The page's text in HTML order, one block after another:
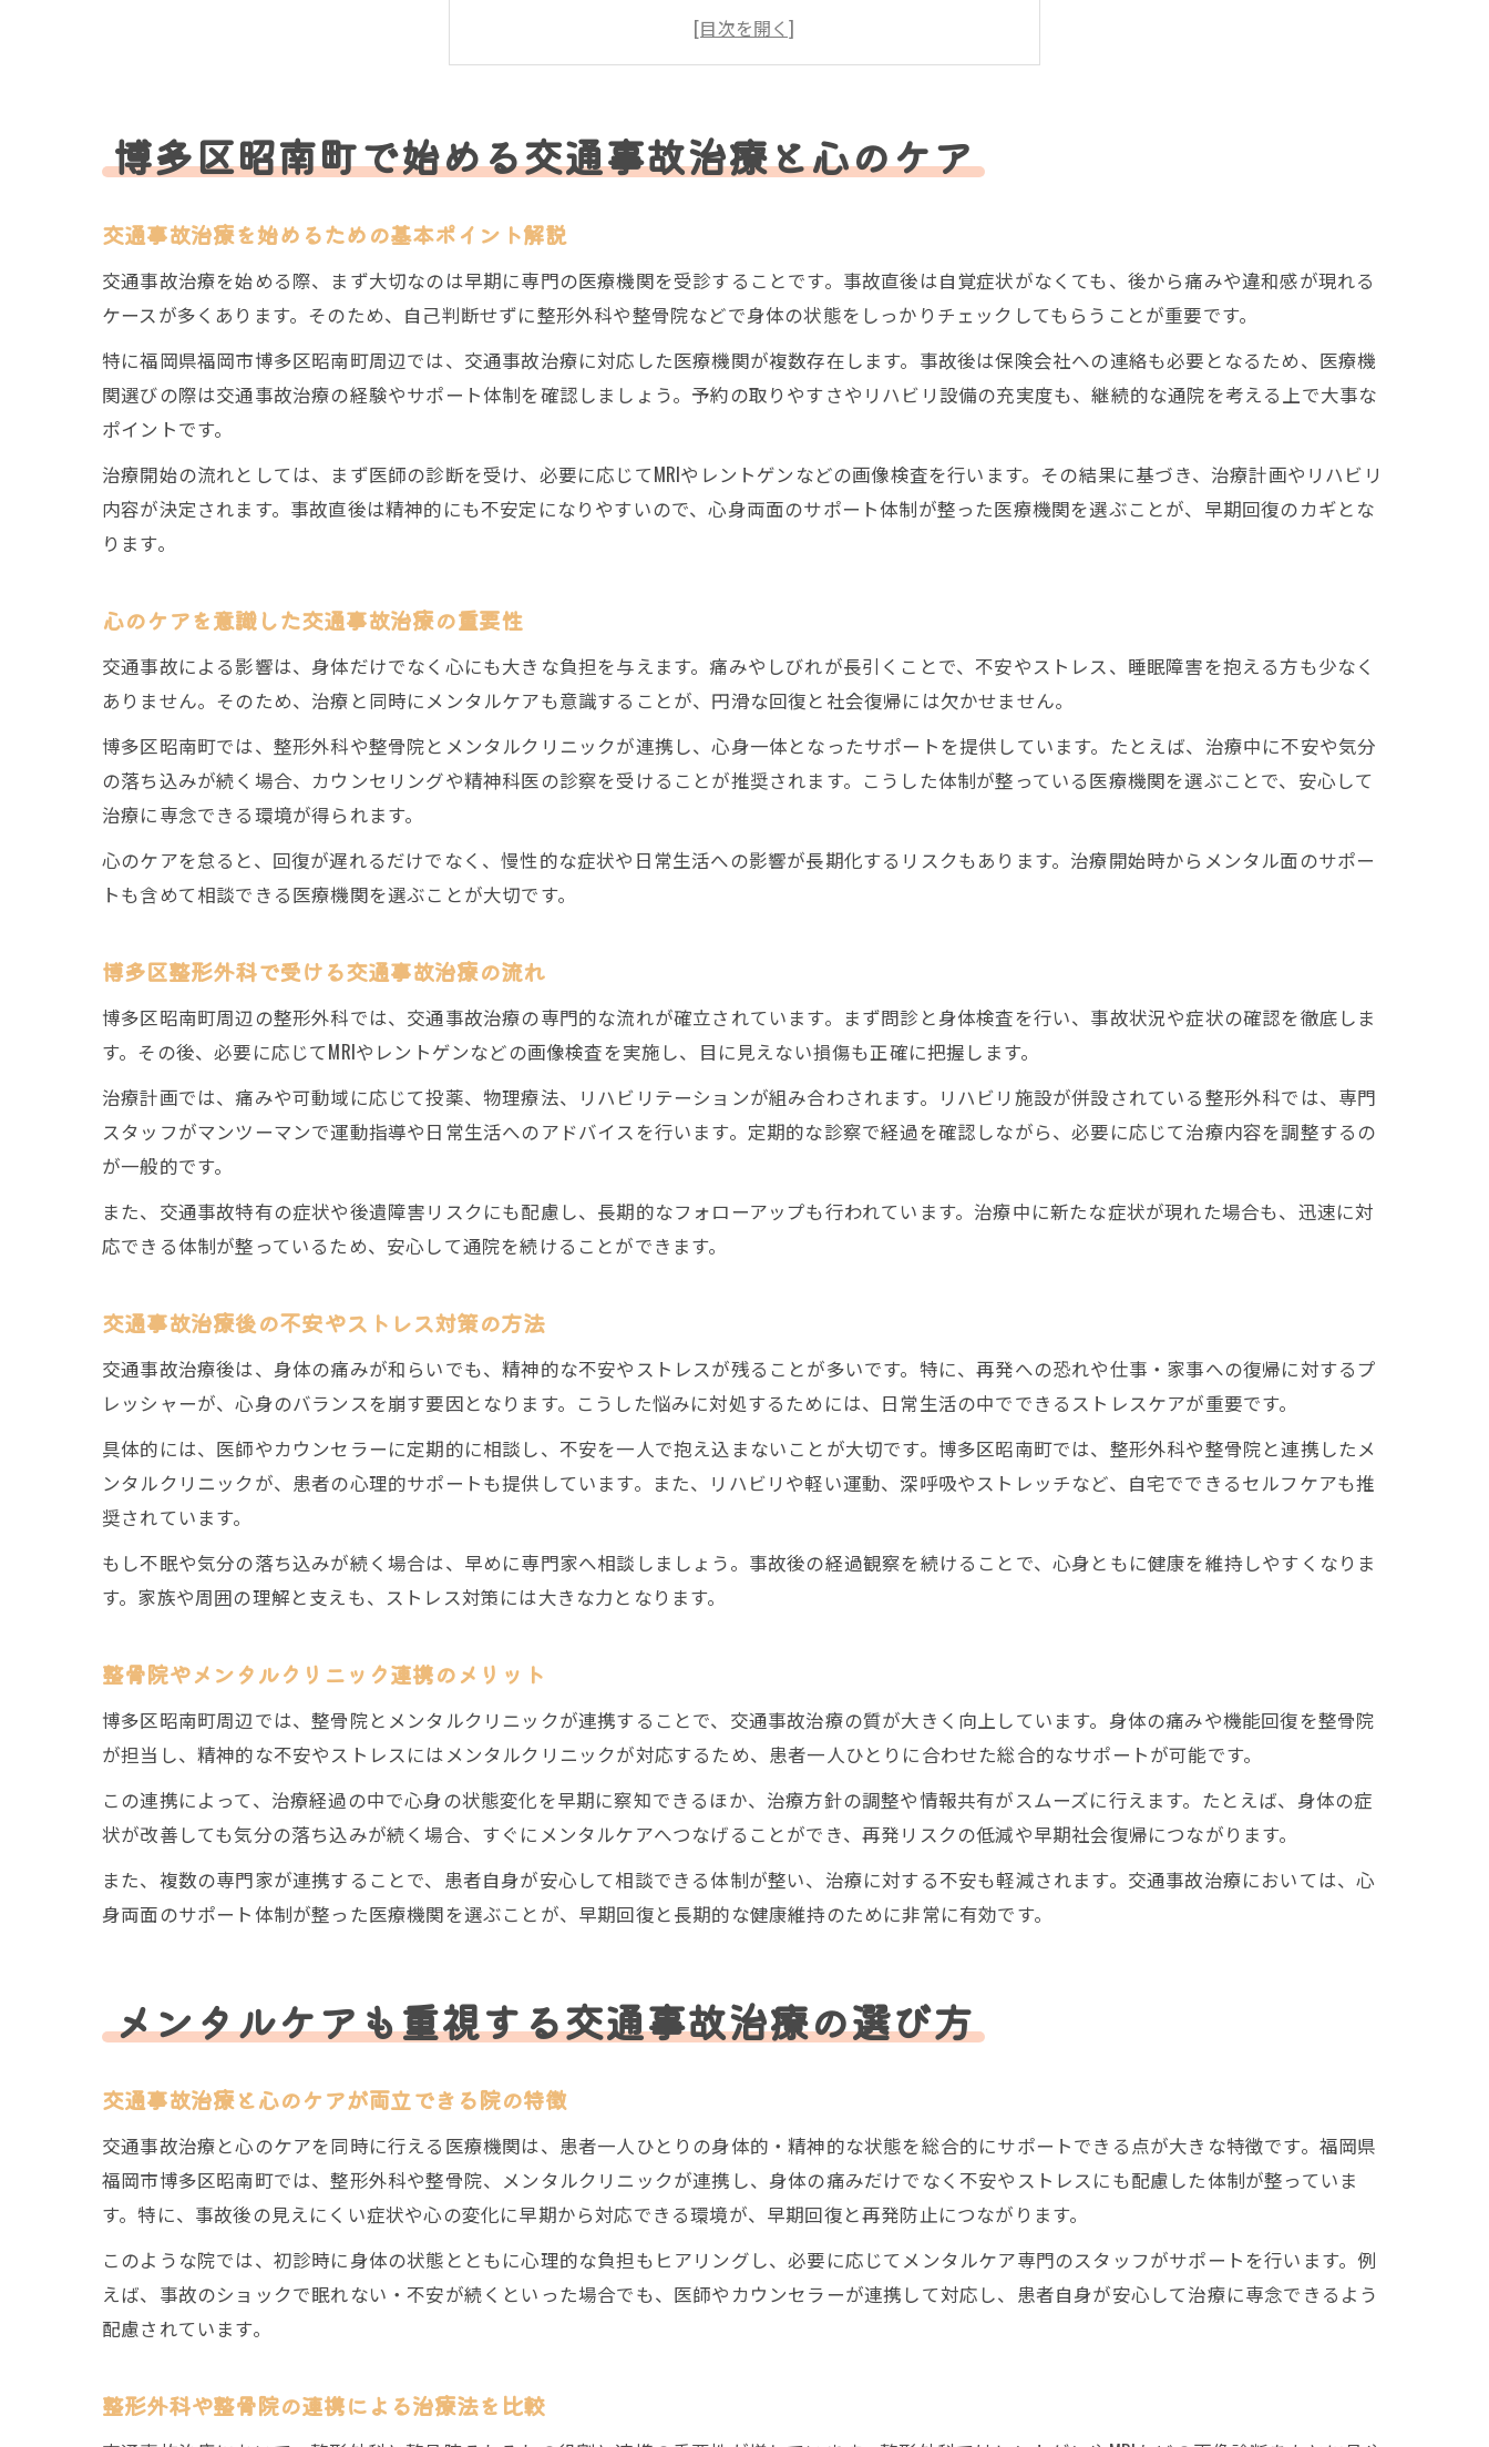
博多区整形外科で受ける交通事故治療の流れ
交通事故治療後の不安やストレス対策の方法
メンタルケアも重視する交通事故治療の選び方
交通事故治療と心のケアが両立できる院の特徴
交通事故治療で重視すべき予約や通院のしやすさ
口コミや評判から選ぶ交通事故治療対応施設
事故後の不安を減らす治療体制のポイントとは
交通事故治療で大切な不安軽減サポートの実例
メンタルケアを含む治療体制のチェックポイント
交通事故治療時のリハビリ体制の整え方
心身を支える博多区の安心交通事故治療法
博多区の交通事故治療で受ける多職種連携の強み
メンタルケアを含めた交通事故治療の実践例
交通事故治療の実績と安心できる対応体制
交通事故治療の継続通院を楽にする予約の工夫
交通事故治療に便利な整形外科と整骨院の活用法
身体と心の回復を導く治療・ケアの新提案
交通事故治療で心身を元気にする新しいアプローチ
メンタルケアと交通事故治療の融合で回復力アップ
心のケアを重視した交通事故治療の取り入れ方
継続しやすい交通事故治療とメンタルケアの実践
博多区昭南町で始める交通事故治療と心のケア
交通事故治療を始めるための基本ポイント解説
交通事故治療を始める際、まず大切なのは早期に専門の医療機関を受診することです。事故直後は自覚症状がなくても、後から痛みや違和感が現れる
ケースが多くあります。そのため、自己判断せずに整形外科や整骨院などで身体の状態をしっかりチェックしてもらうことが重要です。
特に福岡県福岡市博多区昭南町周辺では、交通事故治療に対応した医療機関が複数存在します。事故後は保険会社への連絡も必要となるため、医療機
関選びの際は交通事故治療の経験やサポート体制を確認しましょう。予約の取りやすさやリハビリ設備の充実度も、継続的な通院を考える上で大事な
ポイントです。
治療開始の流れとしては、まず医師の診断を受け、必要に応じてMRIやレントゲンなどの画像検査を行います。その結果に基づき、治療計画やリハビリ
内容が決定されます。事故直後は精神的にも不安定になりやすいので、心身両面のサポート体制が整った医療機関を選ぶことが、早期回復のカギとな
ります。
心のケアを意識した交通事故治療の重要性
交通事故による影響は、身体だけでなく心にも大きな負担を与えます。痛みやしびれが長引くことで、不安やストレス、睡眠障害を抱える方も少なく
ありません。そのため、治療と同時にメンタルケアも意識することが、円滑な回復と社会復帰には欠かせません。
博多区昭南町では、整形外科や整骨院とメンタルクリニックが連携し、心身一体となったサポートを提供しています。たとえば、治療中に不安や気分
の落ち込みが続く場合、カウンセリングや精神科医の診察を受けることが推奨されます。こうした体制が整っている医療機関を選ぶことで、安心して
治療に専念できる環境が得られます。
心のケアを怠ると、回復が遅れるだけでなく、慢性的な症状や日常生活への影響が長期化するリスクもあります。治療開始時からメンタル面のサポー
トも含めて相談できる医療機関を選ぶことが大切です。
博多区整形外科で受ける交通事故治療の流れ
博多区昭南町周辺の整形外科では、交通事故治療の専門的な流れが確立されています。まず問診と身体検査を行い、事故状況や症状の確認を徹底しま
す。その後、必要に応じてMRIやレントゲンなどの画像検査を実施し、目に見えない損傷も正確に把握します。
治療計画では、痛みや可動域に応じて投薬、物理療法、リハビリテーションが組み合わされます。リハビリ施設が併設されている整形外科では、専門
スタッフがマンツーマンで運動指導や日常生活へのアドバイスを行います。定期的な診察で経過を確認しながら、必要に応じて治療内容を調整するの
が一般的です。
また、交通事故特有の症状や後遺障害リスクにも配慮し、長期的なフォローアップも行われています。治療中に新たな症状が現れた場合も、迅速に対
応できる体制が整っているため、安心して通院を続けることができます。
交通事故治療後の不安やストレス対策の方法
交通事故治療後は、身体の痛みが和らいでも、精神的な不安やストレスが残ることが多いです。特に、再発への恐れや仕事・家事への復帰に対するプ
レッシャーが、心身のバランスを崩す要因となります。こうした悩みに対処するためには、日常生活の中でできるストレスケアが重要です。
具体的には、医師やカウンセラーに定期的に相談し、不安を一人で抱え込まないことが大切です。博多区昭南町では、整形外科や整骨院と連携したメ
ンタルクリニックが、患者の心理的サポートも提供しています。また、リハビリや軽い運動、深呼吸やストレッチなど、自宅でできるセルフケアも推
奨されています。
もし不眠や気分の落ち込みが続く場合は、早めに専門家へ相談しましょう。事故後の経過観察を続けることで、心身ともに健康を維持しやすくなりま
す。家族や周囲の理解と支えも、ストレス対策には大きな力となります。
整骨院やメンタルクリニック連携のメリット
博多区昭南町周辺では、整骨院とメンタルクリニックが連携することで、交通事故治療の質が大きく向上しています。身体の痛みや機能回復を整骨院
が担当し、精神的な不安やストレスにはメンタルクリニックが対応するため、患者一人ひとりに合わせた総合的なサポートが可能です。
この連携によって、治療経過の中で心身の状態変化を早期に察知できるほか、治療方針の調整や情報共有がスムーズに行えます。たとえば、身体の症
状が改善しても気分の落ち込みが続く場合、すぐにメンタルケアへつなげることができ、再発リスクの低減や早期社会復帰につながります。
また、複数の専門家が連携することで、患者自身が安心して相談できる体制が整い、治療に対する不安も軽減されます。交通事故治療においては、心
身両面のサポート体制が整った医療機関を選ぶことが、早期回復と長期的な健康維持のために非常に有効です。
メンタルケアも重視する交通事故治療の選び方
交通事故治療と心のケアが両立できる院の特徴
交通事故治療と心のケアを同時に行える医療機関は、患者一人ひとりの身体的・精神的な状態を総合的にサポートできる点が大きな特徴です。福岡県
福岡市博多区昭南町では、整形外科や整骨院、メンタルクリニックが連携し、身体の痛みだけでなく不安やストレスにも配慮した体制が整っていま
す。特に、事故後の見えにくい症状や心の変化に早期から対応できる環境が、早期回復と再発防止につながります。
このような院では、初診時に身体の状態とともに心理的な負担もヒアリングし、必要に応じてメンタルケア専門のスタッフがサポートを行います。例
えば、事故のショックで眠れない・不安が続くといった場合でも、医師やカウンセラーが連携して対応し、患者自身が安心して治療に専念できるよう
配慮されています。
整形外科や整骨院の連携による治療法を比較
ご予約はこちら
ご予約はこちら